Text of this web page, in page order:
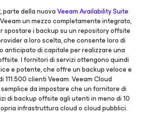
parte della nuovaVeeam Availability Suite
un mezzo completamente integrato,
spostare i backup su un repository offsite
a loro scelta, che consente loro di
anticipato di capitale per realizzare una
I fornitori di servizi ottengono quindi
e potente, che offre un backup veloce e
clienti Veeam. Veeam Cloud
da impostare che un fornitore di
di backup offsite agli utenti in meno di 10
infrastruttura cloud o cloud pubblici.